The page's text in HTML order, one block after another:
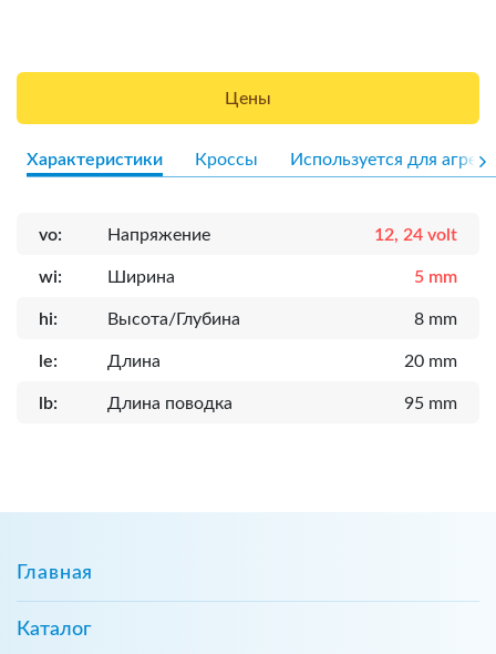
Цены
Характеристики Кроссы Используется для
vo: Напряжение 12, 24 volt
wi: Ширина 5 mm
hi: Высота/Глубина 8 mm
le: Длина 20 mm
lb: Длина поводка 95 mm
Главная
Каталог